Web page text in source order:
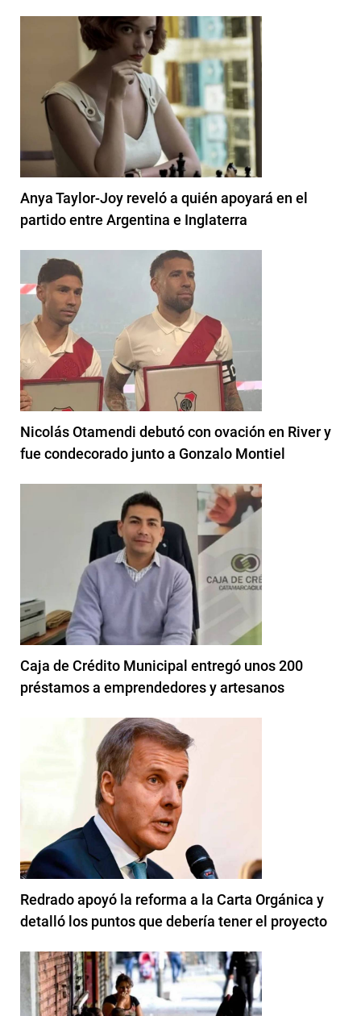
Anya Taylor-Joy reveló a quién apoyará en el
partido entre Argentina e Inglaterra
Nicolás Otamendi debutó con ovación en River y
fue condecorado junto a Gonzalo Montiel
Caja de Crédito Municipal entregó unos 200
préstamos a emprendedores y artesanos
Redrado apoyó la reforma a la Carta Orgánica y
detalló los puntos que debería tener el proyecto